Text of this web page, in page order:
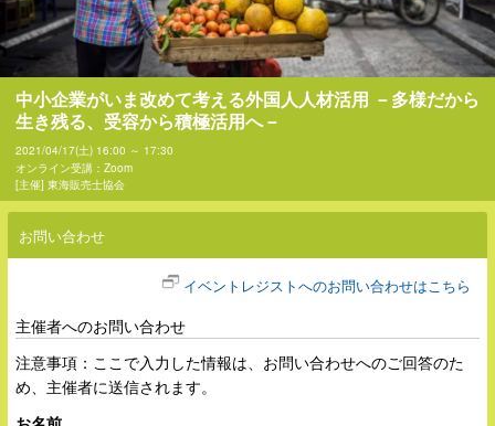
中小企業がいま改めて考える外国人人材活用 －多様だから
生き残る、受容から積極活用へ－
2021/04/17(土) 16:00 ～ 17:30
オンライン受講：Zoom
[主催] 東海販売士協会
お問い合わせ
イベントレジストへのお問い合わせはこちら
主催者へのお問い合わせ
注意事項：ここで入力した情報は、お問い合わせへのご回答のた
め、主催者に送信されます。